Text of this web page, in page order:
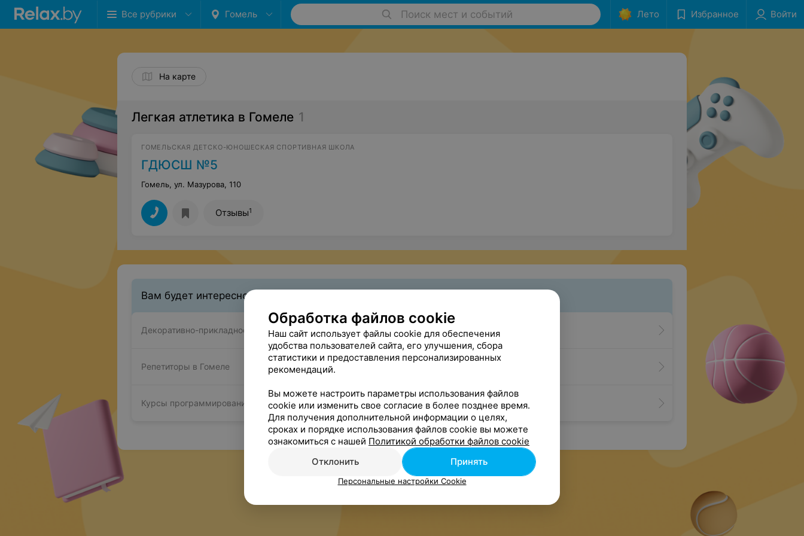
Все рубрики Гомель Поиск мест и событий Лето Избранное Войти
На карте
Легкая атлетика в Гомеле 1
ГОМЕЛЬСКАЯ ДЕТСКО-ЮНОШЕСКАЯ СПОРТИВНАЯ ШКОЛА
ГДЮСШ №5
Гомель, ул. Мазурова, 110
Отзывы1
Вам будет интересно
Декоративно-прикладное искусство в Гомеле
Репетиторы в Гомеле
Курсы программирования в Гомеле
Обработка файлов cookie
Наш сайт использует файлы cookie для обеспечения
удобства пользователей сайта, его улучшения, сбора
статистики и предоставления персонализированных
рекомендаций.
Вы можете настроить параметры использования файлов
cookie или изменить свое согласие в более позднее время.
Для получения дополнительной информации о целях,
сроках и порядке использования файлов cookie вы можете
ознакомиться с нашей Политикой обработки файлов cookie
Отклонить
Принять
Персональные настройки Cookie